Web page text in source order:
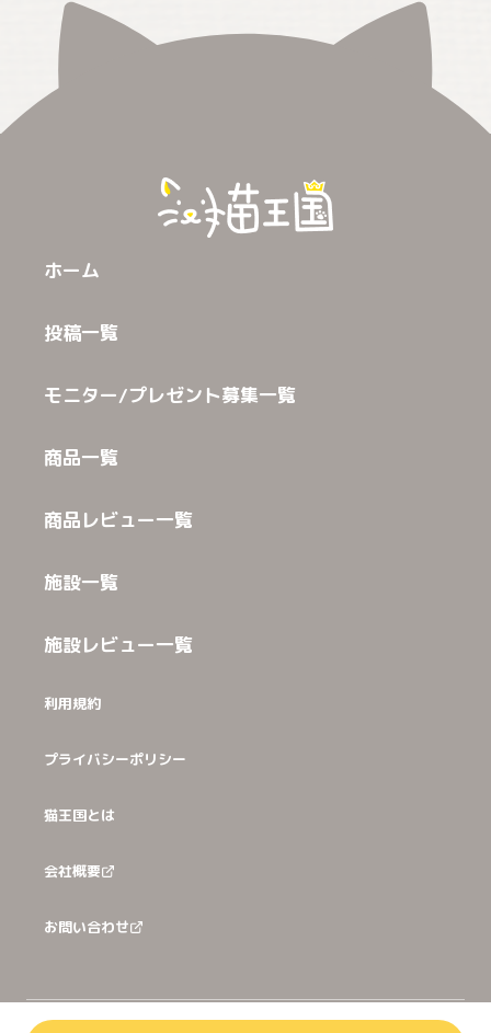
ホーム
投稿一覧
モニター/プレゼント募集一覧
商品一覧
商品レビュー一覧
施設一覧
施設レビュー一覧
利用規約
プライバシーポリシー
猫王国とは
会社概要
お問い合わせ